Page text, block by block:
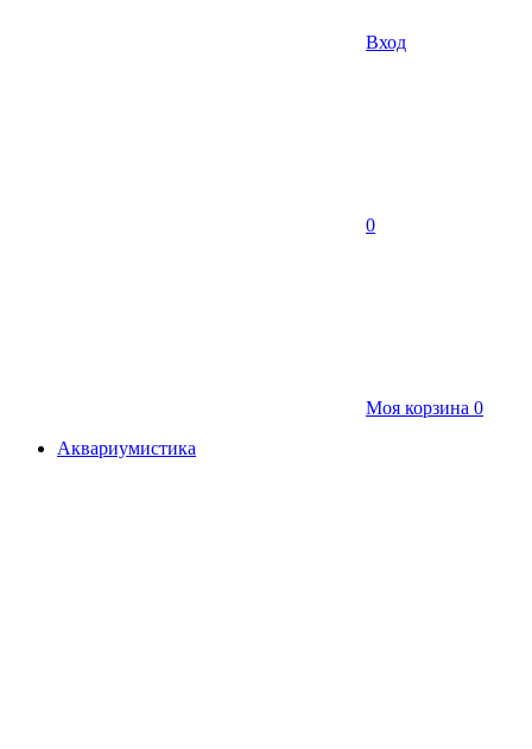
Вход
0
Моя корзина 0
Аквариумистика